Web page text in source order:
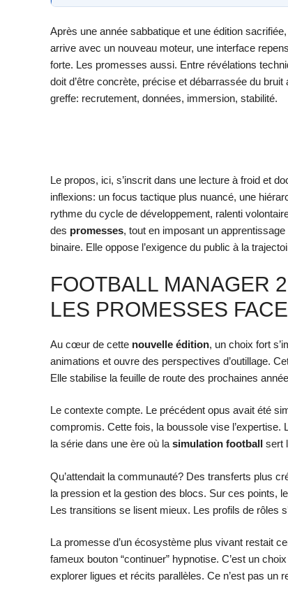
Après une année sabbatique et une édition
arrive avec un nouveau moteur, une interface
forte. Les promesses aussi. Entre révélations
doit d’être concrète, précise et débarrassée du
greffe: recrutement, données, immersion, stabilité.
Le propos, ici, s’inscrit dans une lecture à froid et
inflexions: un focus tactique plus nuancé, une
rythme du cycle de développement, ralenti
des promesses, tout en imposant un
binaire. Elle oppose l’exigence du public à la
FOOTBALL MANAGER
LES PROMESSES
Au cœur de cette nouvelle édition, un choix fort
animations et ouvre des perspectives d’outillage.
Elle stabilise la feuille de route des prochaines
Le contexte compte. Le précédent opus avait été
compromis. Cette fois, la boussole vise l’expertise.
la série dans une ère où la simulation football sert
Qu’attendait la communauté? Des transferts plus
la pression et la gestion des blocs. Sur ces points,
Les transitions se lisent mieux. Les profils de rôles
La promesse d’un écosystème plus vivant restait
fameux bouton “continuer” hypnotise. C’est un
explorer ligues et récits parallèles. Ce n’est pas un